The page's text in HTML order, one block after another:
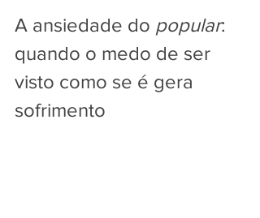
A ansiedade do popular:
quando o medo de ser
visto como se é gera
sofrimento